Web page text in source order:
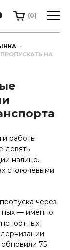
(0)
НА
работы
девять
налицо.
с ключевыми
через
— именно
75